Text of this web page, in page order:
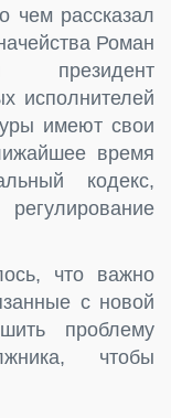
чем рассказал
Роман
исполнителей
имеют свои
время
кодекс,
что важно
с новой
проблему
чтобы